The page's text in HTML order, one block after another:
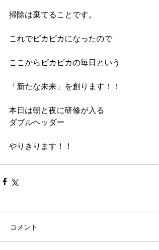
掃除は棄てることです。
これでピカピカになったので
ここからピカピカの毎日という
「新たな未来」を創ります！！
本日は朝と夜に研修が入る
ダブルヘッダー
やりきります！！
コメント